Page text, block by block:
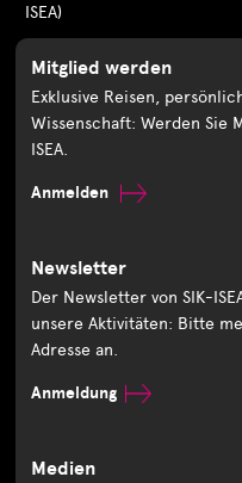
ISEA)
Mitglied werden
Exklusive Reisen,
Wissenschaft: Werden Sie
ISEA.
Anmelden
Newsletter
Der Newsletter von SIK-
unsere Aktivitäten: Bitte
Adresse an.
Anmeldung
Medien